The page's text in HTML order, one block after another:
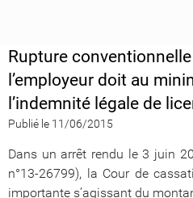
Rupture
l’employeur doit au
l’indemnité légale de
Publié le 11/06/2015
Dans un arrêt rendu le 3 juin
n°13-26799), la Cour de
importante s’agissant du